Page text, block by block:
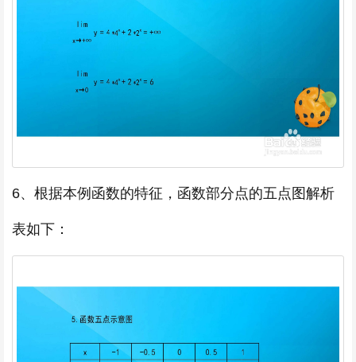
6、根据本例函数的特征，函数部分点的五点图解析
表如下：